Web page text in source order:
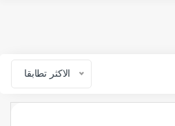
الاكثر تطابقا